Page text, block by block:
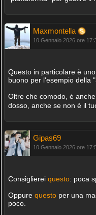
Maxmontella
10 Gennaio 2026 ore
Questo in particolare è
buono per l'esempio della
Oltre che comodo, è
dosso, anche se non è il
Gipas69
10 Gennaio 2026 ore
Consiglierei questo: poca
Oppure questoper una
poco.